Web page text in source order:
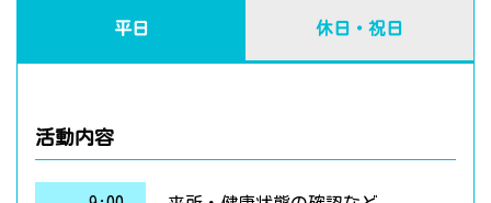
平日 休日・祝日
活動内容